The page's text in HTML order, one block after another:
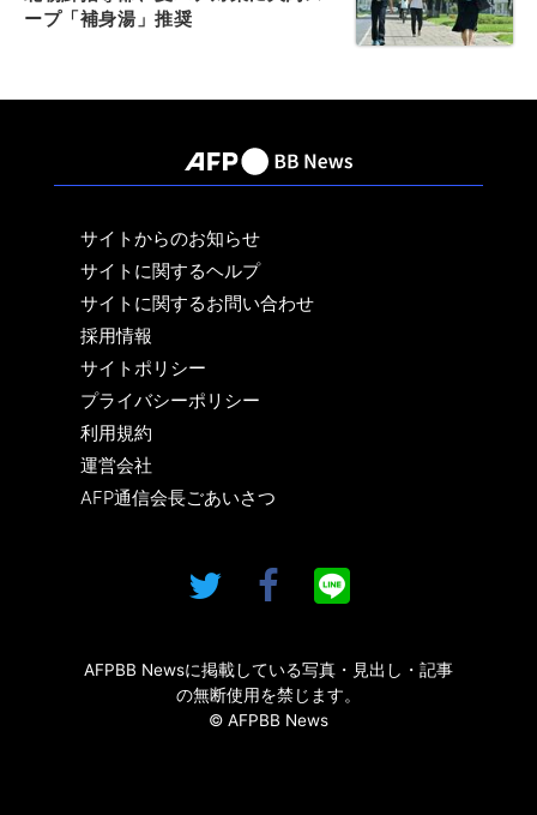
ープ「補身湯」推奨
サイトからのお知らせ
サイトに関するヘルプ
サイトに関するお問い合わせ
採用情報
サイトポリシー
プライバシーポリシー
利用規約
運営会社
AFP通信会長ごあいさつ
AFPBB Newsに掲載している写真・見出し・記事
の無断使用を禁じます。
© AFPBB News